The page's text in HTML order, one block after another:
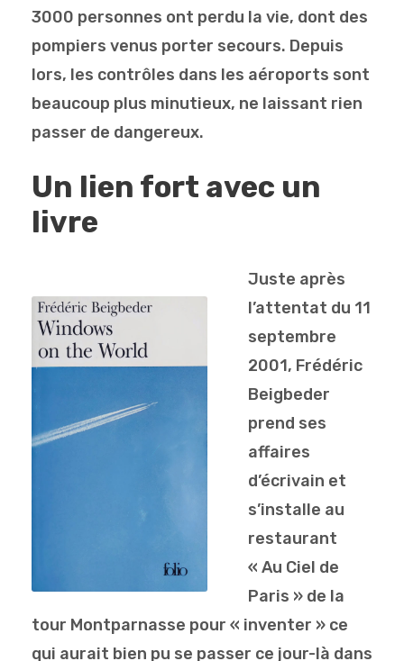
3000 personnes ont perdu la vie, dont des
pompiers venus porter secours. Depuis
lors, les contrôles dans les aéroports sont
beaucoup plus minutieux, ne laissant rien
passer de dangereux.
Un lien fort avec un
livre
Juste après
l’attentat du 11
septembre
2001, Frédéric
Beigbeder
prend ses
affaires
d’écrivain et
s’installe au
restaurant
« Au Ciel de
Paris » de la
tour Montparnasse pour « inventer » ce
qui aurait bien pu se passer ce jour-là dans